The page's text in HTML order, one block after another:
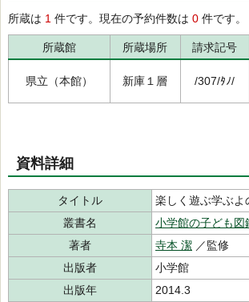
所蔵は 1 件です。現在の予約件数は 0 件です。
所蔵館 所蔵場所 請求記号
県立（本館） 新庫１層 /307/ﾀﾉ/
資料詳細
タイトル
楽しく遊ぶ学ぶよ
叢書名
小学館の子ども図
著者
寺本 潔 ／監修
出版者
小学館
出版年
2014.3